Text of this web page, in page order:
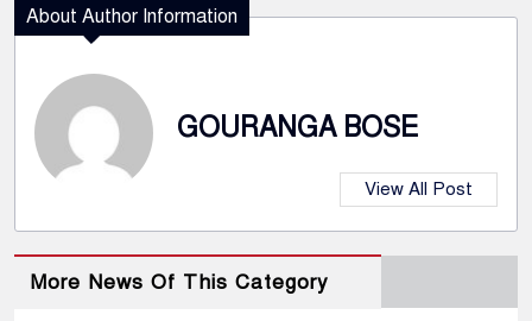
About Author Information
GOURANGA BOSE
View All Post
More News Of This Category